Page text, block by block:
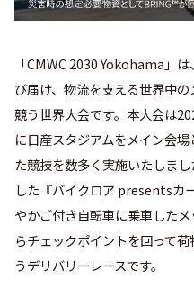
「CMWC 2030 Yokohama」
び届け、物流を支える世界中
競う世界大会です。本大会は
に日産スタジアムをメイン会
た競技を数多く実施いたしま
した『バイクロア presentsカ
やかご付き自転車に乗車した
らチェックポイントを回って
うデリバリーレースです。